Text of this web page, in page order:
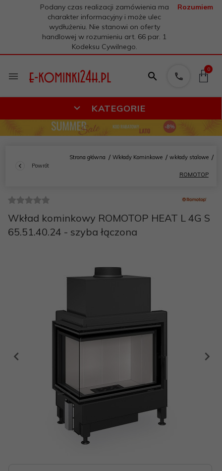
Podany czas realizacji zamówienia ma
charakter informacyjny i może ulec
wydłużeniu. Nie stanowi on oferty
handlowej w rozumieniu art. 66 par. 1
Kodeksu Cywilnego.
Rozumiem
0
KATEGORIE
Powrót
Strona główna Wkłady Kominkowe wkłady stalowe
ROMOTOP
Wkład kominkowy ROMOTOP HEAT L 4G S
65.51.40.24 - szyba łączona